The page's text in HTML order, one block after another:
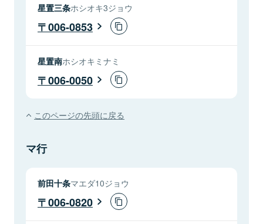
星置三条ホシオキ3ジョウ
006-0853
星置南ホシオキミナミ
006-0050
このページの先頭に戻る
マ行
前田十条マエダ10ジョウ
006-0820